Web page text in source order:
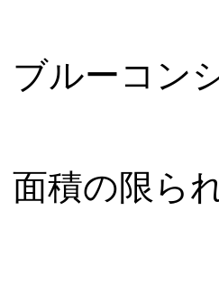
ブルーコン
面積の限ら